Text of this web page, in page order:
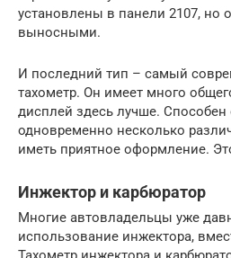
установлены в панели 2107, но
выносными.
И последний тип – самый
тахометр. Он имеет много
дисплей здесь лучше. Способен
одновременно несколько
иметь приятное оформление.
Инжектор и карбюратор
Многие автовладельцы уже
использование инжектора,